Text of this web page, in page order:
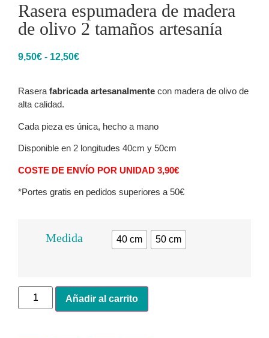
Rasera espumadera de madera
de olivo 2 tamaños artesanía
9,50€ - 12,50€
Rasera fabricada artesanalmente con madera de olivo de
alta calidad.
Cada pieza es única, hecho a mano
Disponible en 2 longitudes 40cm y 50cm
COSTE DE ENVÍO POR UNIDAD 3,90€
*Portes gratis en pedidos superiores a 50€
Medida 40 cm 50 cm
Añadir al carrito